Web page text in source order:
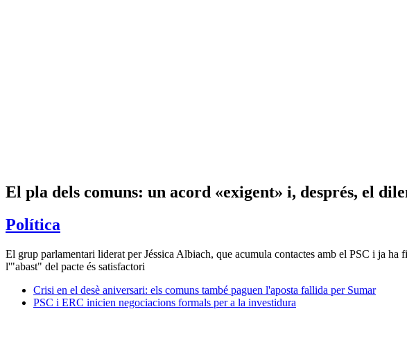
El pla dels comuns: un acord «exigent» i, després, el
Política
El grup parlamentari liderat per Jéssica Albiach, que acumula contactes amb el PSC i ja
l'"abast" del pacte és satisfactori
Crisi en el desè aniversari: els comuns també paguen l'aposta fallida per Sumar
PSC i ERC inicien negociacions formals per a la investidura